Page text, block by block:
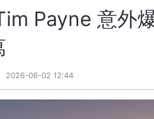
Payne 意外
2026-06-02 12:44